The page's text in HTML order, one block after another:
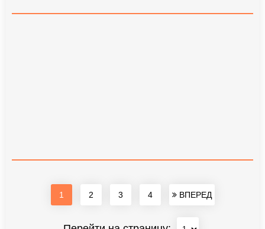
1 2 3 4 ВПЕРЕД